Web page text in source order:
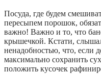
Посуда, где будем
пересыпем порошок,
важно! Важно и то, что
крышечкой. Кстати,
ненадобностью, что, если
максимально сохранить
положить кусочек